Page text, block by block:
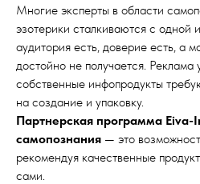
Многие эксперты в области
эзотерики сталкиваются с одной
аудитория есть, доверие есть, а
достойно не получается. Реклама
собственные инфопродукты
на создание и упаковку.
Партнерская программа Eiva-
самопознания — это
рекомендуя качественные
сами.